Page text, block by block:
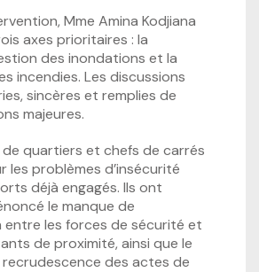
Mme Amina Kodjiana
axes prioritaires : la
des inondations et la
incendies. Les discussions
sincères et remplies de
majeures.
de quartiers et chefs de carrés
les problèmes d’insécurité
déjà engagés. Ils ont
le manque de
les forces de sécurité et
de proximité, ainsi que le
des actes de